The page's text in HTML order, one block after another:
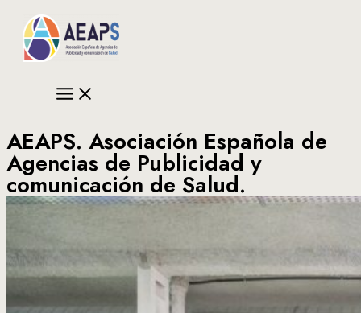
contenido
AEAPS. Asociación Española de
Agencias de Publicidad y
comunicación de Salud.